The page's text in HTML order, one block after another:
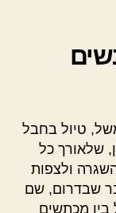
טיול בחבל
שלאורך כל
ולצפות
שבדרום, שם
בין מכתשים